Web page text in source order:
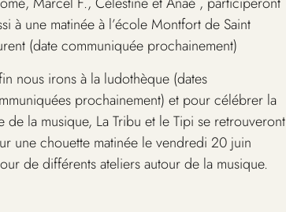
à une matinée à l’école Montfort de Saint
(date communiquée prochainement)
nous irons à la ludothèque (dates
prochainement) et pour célébrer la
de la musique, La Tribu et le Tipi se retrouveront
une chouette matinée le vendredi 20 juin
de différents ateliers autour de la musique.